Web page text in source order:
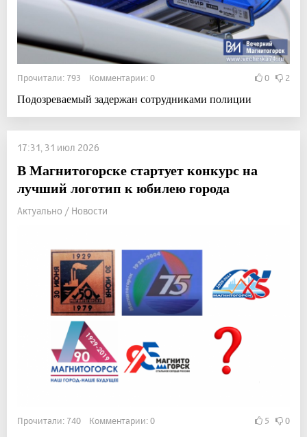
Прочитали: 793 Комментарии: 0 0 2
Подозреваемый задержан сотрудниками полиции
17:31, 31 июл 2026
В Магнитогорске стартует конкурс на
лучший логотип к юбилею города
Актуально / Новости
Прочитали: 740 Комментарии: 0 5 0